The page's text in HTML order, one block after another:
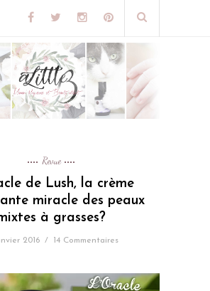
Revue
de Lush, la crème
miracle des peaux
à grasses?
2016 / 14 Commentaires